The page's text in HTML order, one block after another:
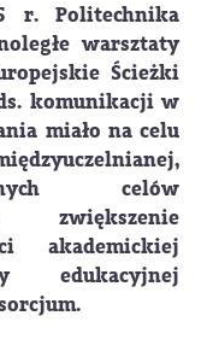
r. Politechnika
warsztaty
Ścieżki
komunikacji w
miało na celu
celów
zwiększenie
akademickiej
edukacyjnej